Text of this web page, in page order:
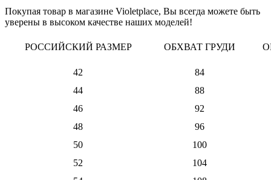
Покупая товар в магазине Violetplace, Вы всегда можете быть
уверены в высоком качестве наших моделей!
РОССИЙСКИЙ РАЗМЕР ОБХВАТ ГРУДИ
42
84
44
88
46
92
48
96
50
100
52
104